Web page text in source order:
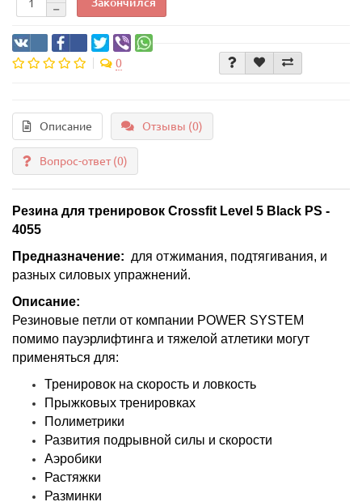
0
Описание Отзывы (0)
Вопрос-ответ(0)
Резина для тренировок Crossfit Level 5 Black PS -
4055
Предназначение: для отжимания, подтягивания, и
разных силовых упражнений.
Описание:
Резиновые петли от компании POWER SYSTEM
помимо пауэрлифтинга и тяжелой атлетики могут
применяться для:
Тренировок на скорость и ловкость
Прыжковых тренировках
Полиметрики
Развития подрывной силы и скорости
Аэробики
Растяжки
Разминки